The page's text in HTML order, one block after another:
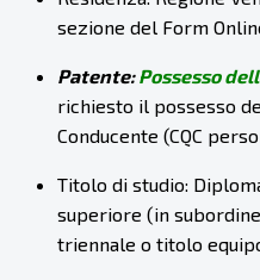
sezione del Form
Patente:Possesso
richiesto il possesso
Conducente (CQC
Titolo di studio:
superiore (in
triennale o titolo